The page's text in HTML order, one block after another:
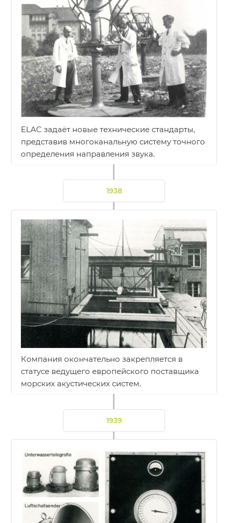
ELAC задаёт новые технические стандарты,
представив многоканальную систему точного
определения направления звука.
1938
Компания окончательно закрепляется в
статусе ведущего европейского поставщика
морских акустических систем.
1939